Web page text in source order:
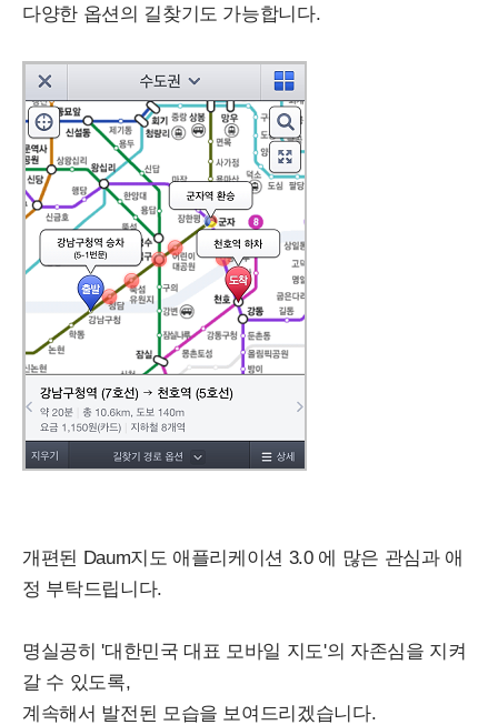
다양한 옵션의 길찾기도 가능합니다.
개편된 Daum지도 애플리케이션 3.0 에 많은 관심과 애
정 부탁드립니다.
명실공히 '대한민국 대표 모바일 지도'의 자존심을 지켜
갈 수 있도록,
계속해서 발전된 모습을 보여드리겠습니다.